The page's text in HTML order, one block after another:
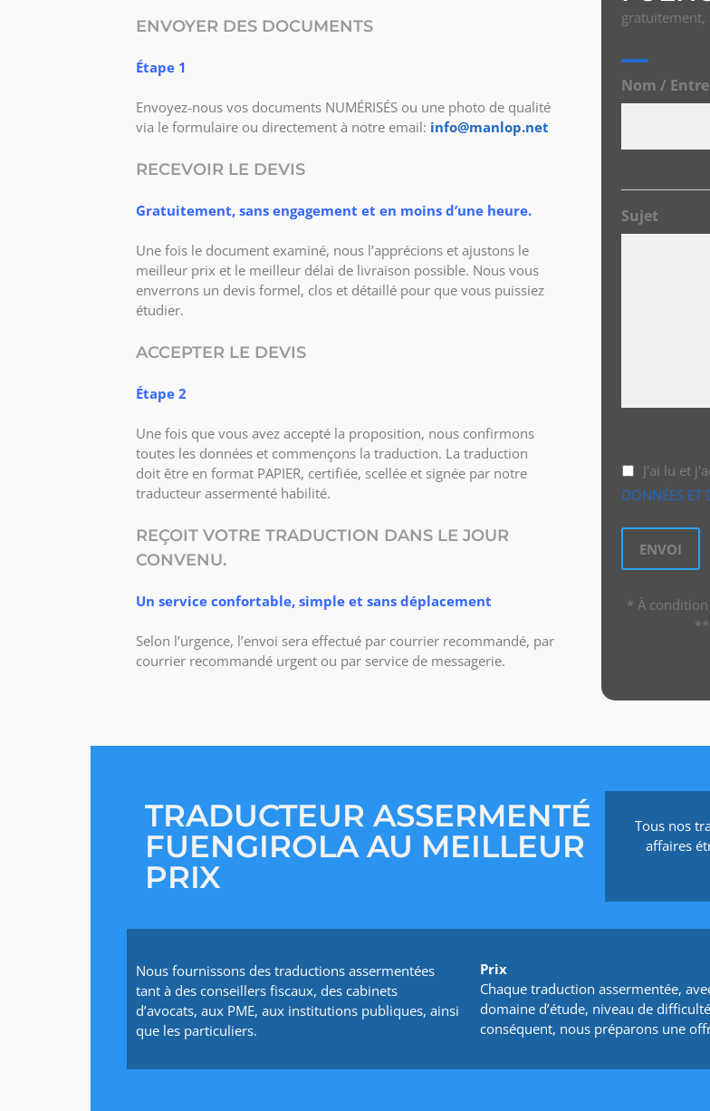
ENVOYER DES DOCUMENTS
Étape 1
Envoyez-nous vos documents NUMÉRISÉS ou une photo de qualité
via le formulaire ou directement à notre email: info@manlop.net
RECEVOIR LE DEVIS
Gratuitement, sans engagement et en moins d’une heure.
Une fois le document examiné, nous l’apprécions et ajustons le
meilleur prix et le meilleur délai de livraison possible. Nous vous
enverrons un devis formel, clos et détaillé pour que vous puissiez
étudier.
ACCEPTER LE DEVIS
Étape 2
Une fois que vous avez accepté la proposition, nous confirmons
toutes les données et commençons la traduction. La traduction
doit être en format PAPIER, certifiée, scellée et signée par notre
traducteur assermenté habilité.
REÇOIT VOTRE TRADUCTION DANS LE JOUR
CONVENU.
Un service confortable, simple et sans déplacement
Selon l’urgence, l’envoi sera effectué par courrier recommandé, par
courrier recommandé urgent ou par service de messagerie.
gratuitement,
Nom /
Sujet
J'ai lu et
DONNÉES ET
* À
**
TRADUCTEUR ASSERMENTÉ
FUENGIROLA AU MEILLEUR
PRIX
Tous nos
affaires
Nous fournissons des traductions assermentées
tant à des conseillers fiscaux, des cabinets
d’avocats, aux PME, aux institutions publiques, ainsi
que les particuliers.
Prix
Chaque traduction assermentée,
domaine d’étude, niveau de
conséquent, nous préparons une